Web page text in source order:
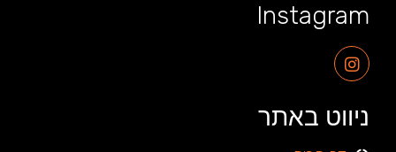
Instagram
ניווט באתר